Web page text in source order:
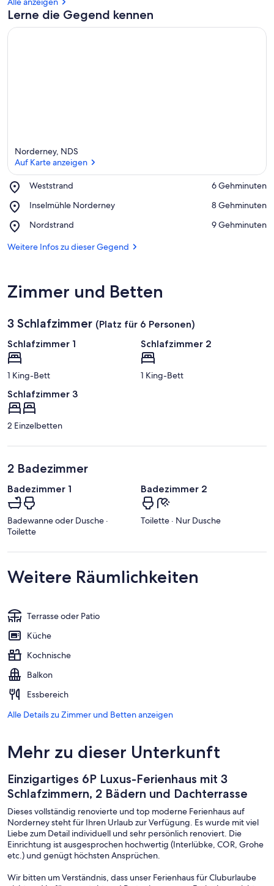
Lerne die Gegend kennen
Norderney, NDS
Auf Karte anzeigen
Weststrand
Place,
‪6 Gehminuten‬
Inselmühle Norderney
Place,
Norderney
‪8 Gehminuten‬
Nordstrand
Place,
‪9 Gehminuten‬
Weitere Infos zu dieser Gegend
Zimmer und Betten
3 Schlafzimmer (Platz für 6 Personen)
Schlafzimmer 1
1 King-Bett
Schlafzimmer 2
1 King-Bett
Schlafzimmer 3
2 Einzelbetten
2 Badezimmer
Badezimmer 1
Badewanne oder Dusche ·
Toilette
Badezimmer 2
Toilette · Nur Dusche
Weitere Räumlichkeiten
Terrasse oder Patio
Küche
Kochnische
Balkon
Essbereich
Alle Details zu Zimmer und Betten anzeigen
Mehr zu dieser Unterkunft
Einzigartiges 6P Luxus-Ferienhaus mit 3
Schlafzimmern, 2 Bädern und Dachterrasse
Dieses vollständig renovierte und top moderne Ferienhaus auf
Norderney steht für Ihren Urlaub zur Verfügung. Es wurde mit viel
Liebe zum Detail individuell und sehr persönlich renoviert. Die
Einrichtung ist ausgesprochen hochwertig (Interlübke, COR, Grohe
etc.) und genügt höchsten Ansprüchen.
Wir bitten um Verständnis, dass unser Ferienhaus für Cluburlaube